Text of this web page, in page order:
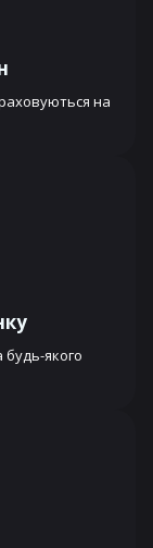
на
будь-якого